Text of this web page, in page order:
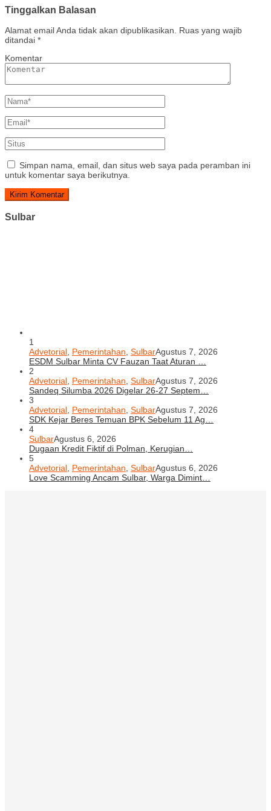
Tinggalkan Balasan
Alamat email Anda tidak akan dipublikasikan. Ruas yang wajib
ditandai *
Komentar
Simpan nama, email, dan situs web saya pada peramban ini
untuk komentar saya berikutnya.
Sulbar
1
Advetorial, Pemerintahan, SulbarAgustus 7, 2026
ESDM Sulbar Minta CV Fauzan Taat Aturan …
2
Advetorial, Pemerintahan, SulbarAgustus 7, 2026
Sandeq Silumba 2026 Digelar 26-27 Septem…
3
Advetorial, Pemerintahan, SulbarAgustus 7, 2026
SDK Kejar Beres Temuan BPK Sebelum 11 Ag…
4
SulbarAgustus 6, 2026
Dugaan Kredit Fiktif di Polman, Kerugian…
5
Advetorial, Pemerintahan, SulbarAgustus 6, 2026
Love Scamming Ancam Sulbar, Warga Dimint…